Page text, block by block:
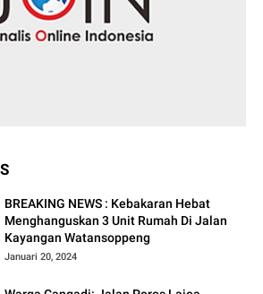
BREAKING NEWS : Kebakaran Hebat
Menghanguskan 3 Unit Rumah Di Jalan
Kayangan Watansoppeng
Januari 20, 2024